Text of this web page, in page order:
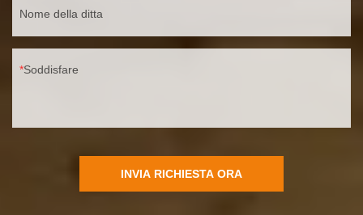
Nome della ditta
Soddisfare
INVIA RICHIESTA ORA